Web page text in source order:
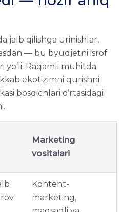
jalb qilishga urinishlar,
— bu byudjetni isrof
yo’li. Raqamli muhitda
ekotizimni qurishni
bosqichlari o’rtasidagi
Marketing
vositalari
Kontent-
marketing,